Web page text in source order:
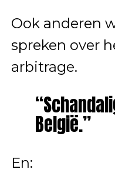
Ook anderen
spreken over
arbitrage.
België.”
En: